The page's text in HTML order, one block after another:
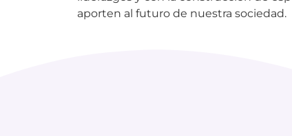
aporten al futuro de nuestra sociedad.